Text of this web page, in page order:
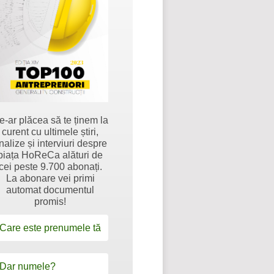
ar plăcea să te ținem la
curent cu ultimele știri,
și interviuri despre
HoReCa alături de
peste 9.700 abonați.
La abonare vei primi
automat documentul
promis!